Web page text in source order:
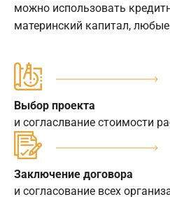
можно использовать
материнский капитал, любые
Выбор проекта
и согласлвание стоимости
Заключение договора
и согласование всех